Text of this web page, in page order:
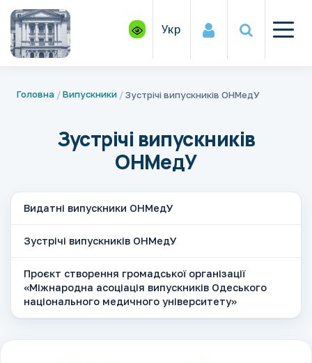
Укр
Головна Випускники Зустрічі випускників ОНМедУ
Зустрічі випускників
ОНМедУ
Видатні випускники ОНМедУ
Зустрічі випускників ОНМедУ
Проєкт створення громадської організації
«Міжнародна асоціація випускників Одеського
національного медичного університету»